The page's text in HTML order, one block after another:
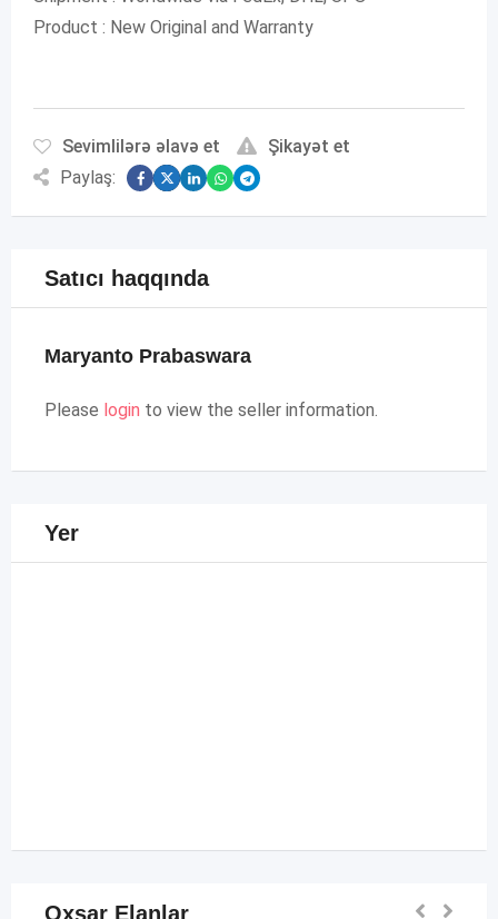
Product : New Original and Warranty
Sevimlilərə əlavə et
Şikayət et
Paylaş:
Satıcı haqqında
Maryanto Prabaswara
Please login to view the seller information.
Yer
Oxşar Elanlar